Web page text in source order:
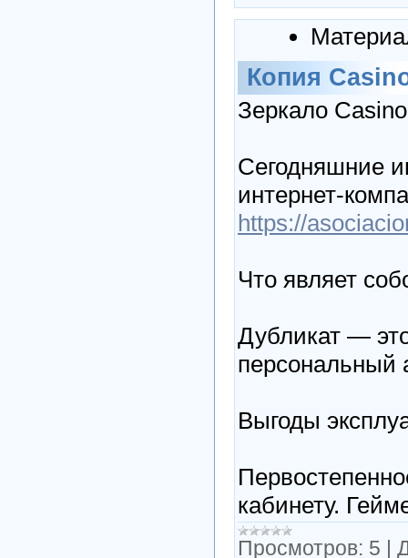
Копия
Зеркало
Сегодняшние
интернет-
https://
Что являет
Дубликат —
персональный
Выгоды
кабинету.
Просмотров: 5 |